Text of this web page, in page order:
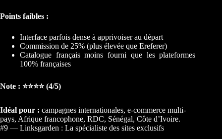
Points faibles :
Interface parfois dense à apprivoiser au départ
Commission de 25% (plus élevée que Ereferer)
Catalogue français moins fourni que les plateformes
100% françaises
Note : ⭐⭐⭐⭐ (4/5)
Idéal pour : campagnes internationales, e-commerce multi-
pays, Afrique francophone, RDC, Sénégal, Côte d’Ivoire.
#9 — Linksgarden : La spécialiste des sites exclusifs